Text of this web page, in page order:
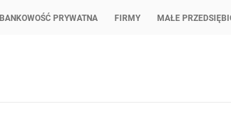
BANKOWOŚĆ PRYWATNA FIRMY MAŁE